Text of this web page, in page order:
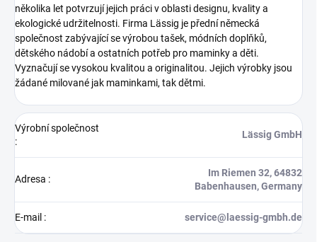
několika let potvrzují jejich práci v oblasti designu, kvality a
ekologické udržitelnosti. Firma Lässig je přední německá
společnost zabývající se výrobou tašek, módních doplňků,
dětského nádobí a ostatních potřeb pro maminky a děti.
Vyznačují se vysokou kvalitou a originalitou. Jejich výrobky jsou
žádané milované jak maminkami, tak dětmi.
Výrobní společnost
:
Lässig GmbH
Adresa :
Im Riemen 32, 64832
Babenhausen, Germany
E-mail : service@laessig-gmbh.de